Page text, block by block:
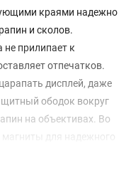
краями надежно
и сколов.
не прилипает к
отпечатков.
дисплей, даже
ободок вокруг
на объективах. Во
для надежного